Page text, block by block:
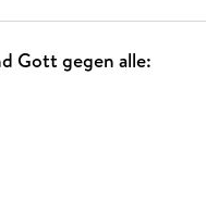
Gott gegen alle: